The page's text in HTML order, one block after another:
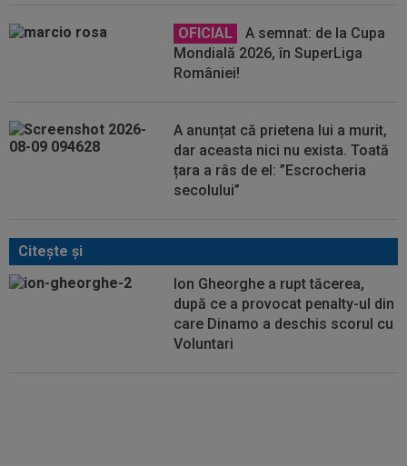
OFICIAL
A semnat: de la Cupa
Mondială 2026, în SuperLiga
României!
A anunțat că prietena lui a murit,
dar aceasta nici nu exista. Toată
țara a râs de el: ”Escrocheria
secolului”
Citeşte şi
Ion Gheorghe a rupt tăcerea,
după ce a provocat penalty-ul din
care Dinamo a deschis scorul cu
Voluntari